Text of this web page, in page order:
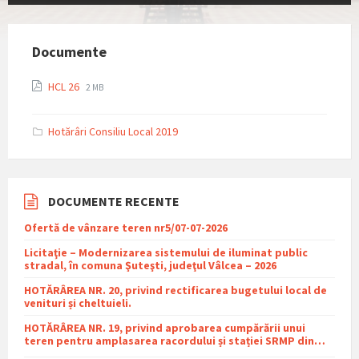
Documente
HCL 26 File
File
2 MB
Hotărâri Consiliu Local 2019
DOCUMENTE RECENTE
Ofertă de vânzare teren nr5/07-07-2026
Licitaţie – Modernizarea sistemului de iluminat public
stradal, în comuna Şuteşti, judeţul Vâlcea – 2026
HOTĂRÂREA NR. 20, privind rectificarea bugetului local de
venituri și cheltuieli.
HOTĂRÂREA NR. 19, privind aprobarea cumpărării unui
teren pentru amplasarea racordului și stației SRMP din